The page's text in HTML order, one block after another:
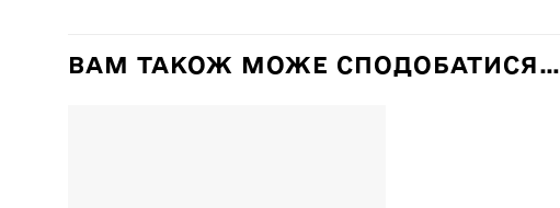
ВАМ ТАКОЖ МОЖЕ СПОДОБАТИСЯ…